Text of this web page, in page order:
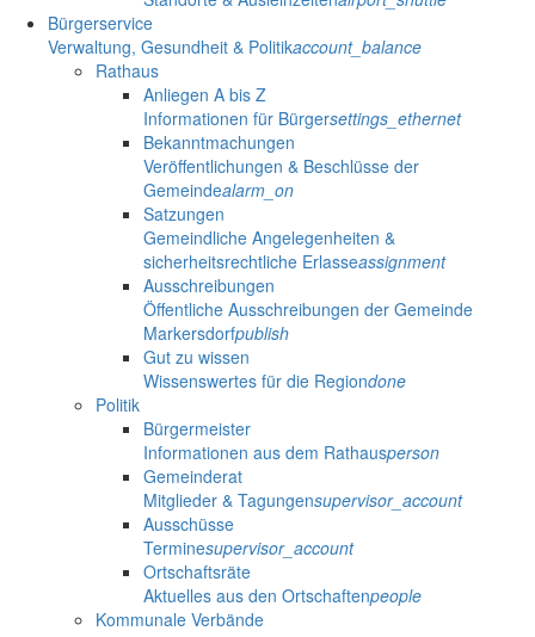
Bürgerservice
Verwaltung, Gesundheit & Politikaccount_balance
Rathaus
Anliegen A bis Z
Informationen für Bürgersettings_ethernet
Bekanntmachungen
Veröffentlichungen & Beschlüsse der
Gemeindealarm_on
Satzungen
Gemeindliche Angelegenheiten &
sicherheitsrechtliche Erlasseassignment
Ausschreibungen
Öffentliche Ausschreibungen der Gemeinde
Markersdorfpublish
Gut zu wissen
Wissenswertes für die Regiondone
Politik
Bürgermeister
Informationen aus dem Rathausperson
Gemeinderat
Mitglieder & Tagungensupervisor_account
Ausschüsse
Terminesupervisor_account
Ortschaftsräte
Aktuelles aus den Ortschaftenpeople
Kommunale Verbände